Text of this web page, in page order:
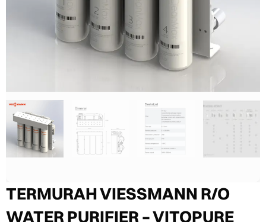
TERMURAH VIESSMANN R/O
WATER PURIFIER – VITOPURE